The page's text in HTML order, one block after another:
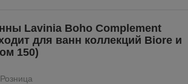
Lavinia Boho Complement
для ванн коллекций Biore и
150)
Розница